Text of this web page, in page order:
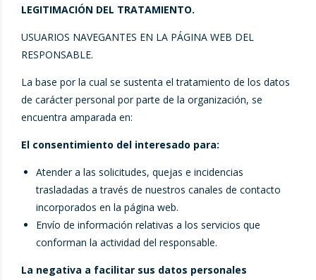
LEGITIMACIÓN DEL TRATAMIENTO.
USUARIOS NAVEGANTES EN LA PÁGINA WEB DEL
RESPONSABLE.
La base por la cual se sustenta el tratamiento de los datos
de carácter personal por parte de la organización, se
encuentra amparada en:
El consentimiento del interesado para:
Atender a las solicitudes, quejas e incidencias
trasladadas a través de nuestros canales de contacto
incorporados en la página web.
Envío de información relativas a los servicios que
conforman la actividad del responsable.
La negativa a facilitar sus datos personales